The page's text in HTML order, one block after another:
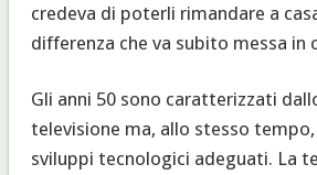
credeva di poterli rimandare a
differenza che va subito messa in
Gli anni 50 sono caratterizzati
televisione ma, allo stesso
sviluppi tecnologici adeguati. La